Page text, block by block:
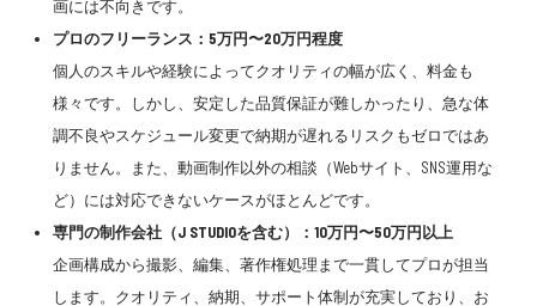
画には不向きです。
プロのフリーランス：5万円〜20万円程度
個人のスキルや経験によってクオリティの幅が広く、料金も
様々です。しかし、安定した品質保証が難しかったり、急な体
調不良やスケジュール変更で納期が遅れるリスクもゼロではあ
りません。また、動画制作以外の相談（Webサイト、SNS運用な
ど）には対応できないケースがほとんどです。
専門の制作会社（J STUDIOを含む）：10万円〜50万円以上
企画構成から撮影、編集、著作権処理まで一貫してプロが担当
します。クオリティ、納期、サポート体制が充実しており、お